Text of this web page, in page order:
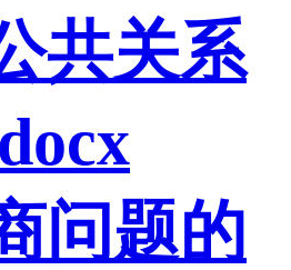
共关系
问题的